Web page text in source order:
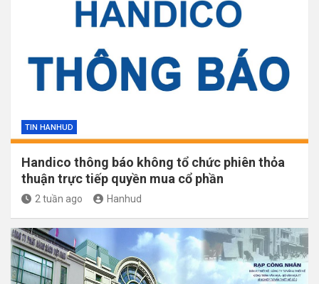
TIN HANHUD
Handico thông báo không tổ chức phiên thỏa
thuận trực tiếp quyền mua cổ phần
2 tuần ago Hanhud